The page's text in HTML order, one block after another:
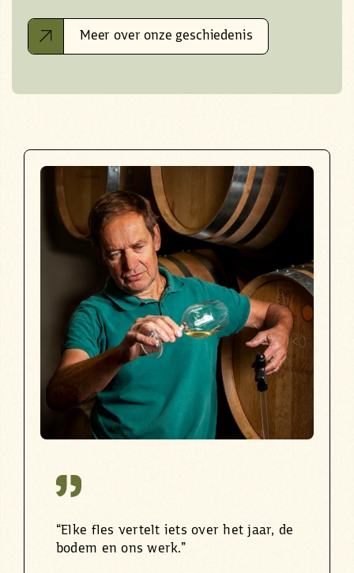
Meer over onze geschiedenis
“Elke fles vertelt iets over het jaar, de
bodem en ons werk.”